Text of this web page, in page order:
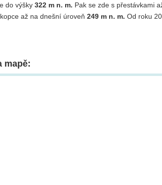
do výšky 322 m n. m. Pak se zde s přestávkami
až na dnešní úroveň 249 m n. m. Od roku
mapě: